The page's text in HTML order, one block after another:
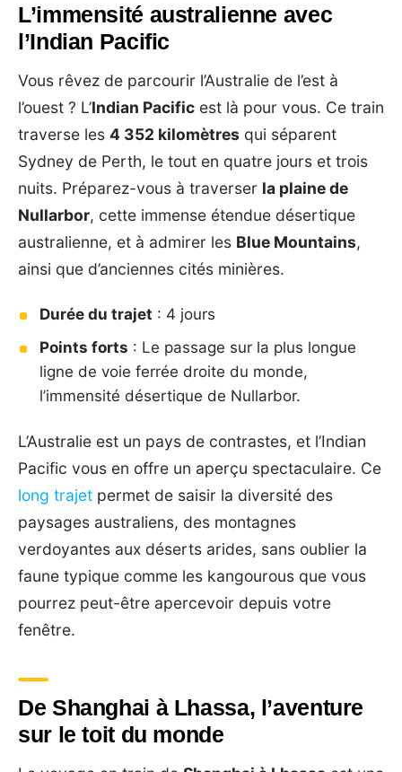
L’immensité australienne avec
l’Indian Pacific
Vous rêvez de parcourir l’Australie de l’est à
l’ouest ? L’Indian Pacific est là pour vous. Ce train
traverse les 4 352 kilomètres qui séparent
Sydney de Perth, le tout en quatre jours et trois
nuits. Préparez-vous à traverser la plaine de
Nullarbor, cette immense étendue désertique
australienne, et à admirer les Blue Mountains,
ainsi que d’anciennes cités minières.
Durée du trajet : 4 jours
Points forts : Le passage sur la plus longue
ligne de voie ferrée droite du monde,
l’immensité désertique de Nullarbor.
L’Australie est un pays de contrastes, et l’Indian
Pacific vous en offre un aperçu spectaculaire. Ce
long trajet permet de saisir la diversité des
paysages australiens, des montagnes
verdoyantes aux déserts arides, sans oublier la
faune typique comme les kangourous que vous
pourrez peut-être apercevoir depuis votre
fenêtre.
De Shanghai à Lhassa, l’aventure
sur le toit du monde